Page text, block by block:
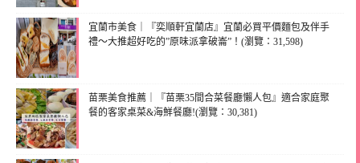
宜蘭市美食｜『奕順軒宜蘭店』宜蘭必買平價麵包及伴手
禮～大推超好吃的”原味派拿破崙”！(瀏覽：31,598)
苗栗美食推薦｜『苗栗35間合菜餐廳懶人包』適合家庭聚
餐的客家桌菜&海鮮餐廳!(瀏覽：30,381)